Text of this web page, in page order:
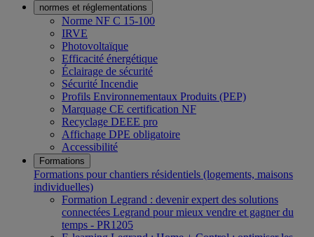
normes et réglementations
Norme NF C 15-100
IRVE
Photovoltaïque
Efficacité énergétique
Éclairage de sécurité
Sécurité Incendie
Profils Environnementaux Produits (PEP)
Marquage CE certification NF
Recyclage DEEE pro
Affichage DPE obligatoire
Accessibilité
Formations
Formations pour chantiers résidentiels (logements, maisons
individuelles)
Formation Legrand : devenir expert des solutions
connectées Legrand pour mieux vendre et gagner du
temps - PR1205